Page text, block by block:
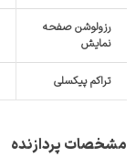
رزولوشن صفحه
نمایش
تراکم پیکسلی
مشخصات پردازنده